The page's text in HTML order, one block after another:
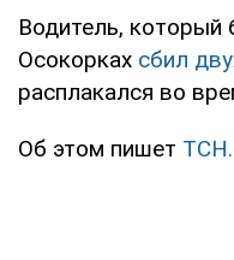
Водитель, который
Осокорках сбил
расплакался во
Об этом пишет ТСН.